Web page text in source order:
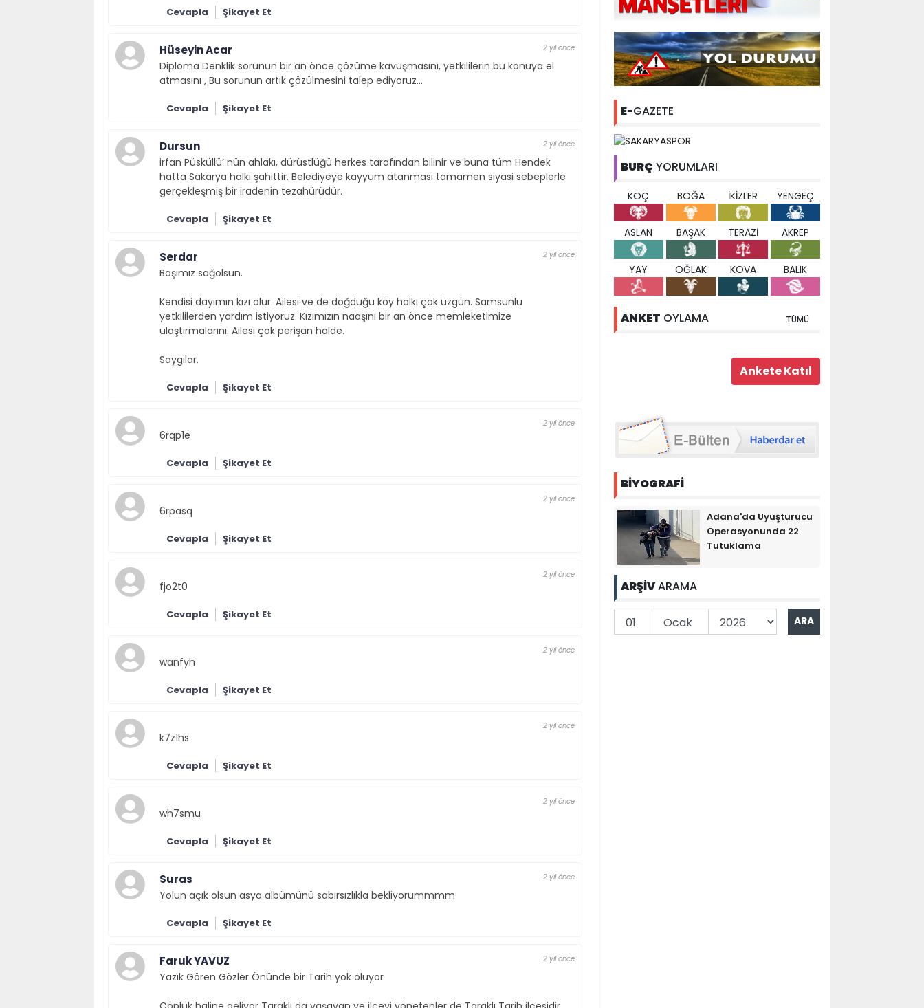
Cevapla Şikayet Et
Hüseyin Acar 2 yıl önce
Diploma Denklik sorunun bir an önce çözüme kavuşmasını, yetkililerin bu konuya el
atmasını , Bu sorunun artık çözülmesini talep ediyoruz...
Cevapla Şikayet Et
Dursun 2 yıl önce
irfan Püsküllü’ nün ahlakı, dürüstlüğü herkes tarafından bilinir ve buna tüm Hendek
hatta Sakarya halkı şahittir. Belediyeye kayyum atanması tamamen siyasi sebeplerle
gerçekleşmiş bir iradenin tezahürüdür.
Cevapla Şikayet Et
Serdar 2 yıl önce
Başımız sağolsun.
Kendisi dayımın kızı olur. Ailesi ve de doğduğu köy halkı çok üzgün. Samsunlu
yetkililerden yardım istiyoruz. Kızımızın naaşını bir an önce memleketimize
ulaştırmalarını. Ailesi çok perişan halde.
Saygılar.
Cevapla Şikayet Et
2 yıl önce
6rqp1e
Cevapla Şikayet Et
2 yıl önce
6rpasq
Cevapla Şikayet Et
2 yıl önce
fjo2t0
Cevapla Şikayet Et
2 yıl önce
wanfyh
Cevapla Şikayet Et
2 yıl önce
k7z1hs
Cevapla Şikayet Et
2 yıl önce
wh7smu
Cevapla Şikayet Et
Suras 2 yıl önce
Yolun açık olsun asya albümünü sabırsızlıkla bekliyorummmm
Cevapla Şikayet Et
Faruk YAVUZ 2 yıl önce
Yazık Gören Gözler Önünde bir Tarih yok oluyor
E-GAZETE
BURÇ YORUMLARI
KOÇ BOĞA İKİZLER YENGEÇ
ASLAN BAŞAK TERAZİ AKREP
YAY OĞLAK KOVA BALIK
ANKET OYLAMA TÜMÜ
BİYOGRAFİ
Adana'da Uyuşturucu
Operasyonunda 22
Tutuklama
ARŞİVARAMA